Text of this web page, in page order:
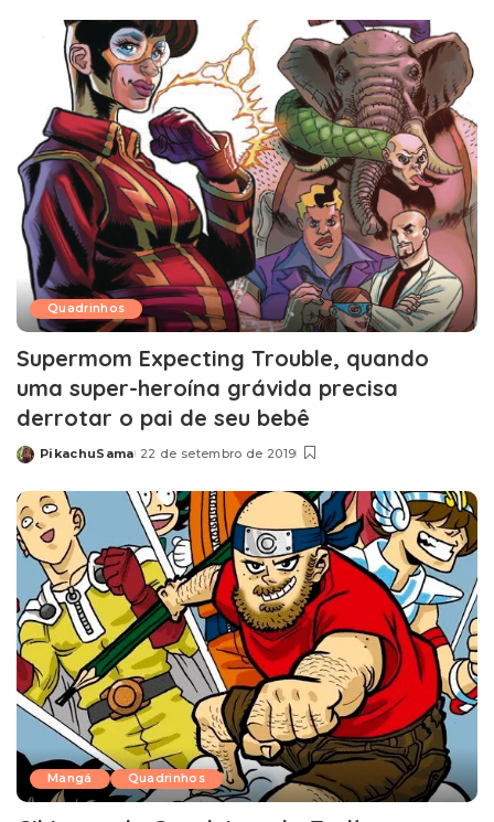
Quadrinhos
Supermom Expecting Trouble, quando
uma super-heroína grávida precisa
derrotar o pai de seu bebê
Posted
PikachuSama 22 de setembro de 2019
Mangá Quadrinhos